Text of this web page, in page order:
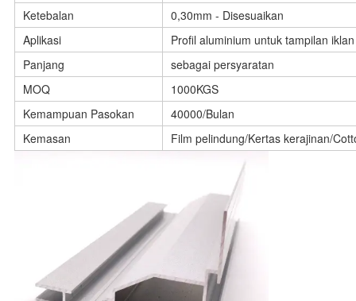
Ketebalan
0,30mm - Disesuaikan
Aplikasi
Profil aluminium untuk tampilan iklan
Panjang
sebagai persyaratan
MOQ
1000KGS
Kemampuan Pasokan
40000/Bulan
Kemasan
Film pelindung/Kertas kerajinan/